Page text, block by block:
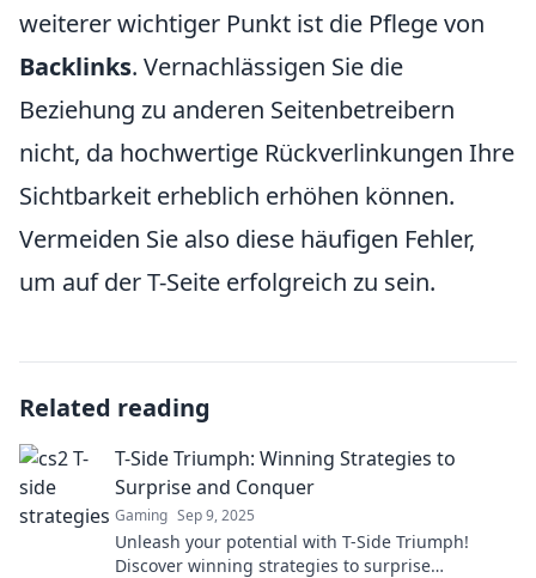
weiterer wichtiger Punkt ist die Pflege von
Backlinks. Vernachlässigen Sie die
Beziehung zu anderen Seitenbetreibern
nicht, da hochwertige Rückverlinkungen Ihre
Sichtbarkeit erheblich erhöhen können.
Vermeiden Sie also diese häufigen Fehler,
um auf der T-Seite erfolgreich zu sein.
Related reading
T-Side Triumph: Winning Strategies to
Surprise and Conquer
Gaming Sep 9, 2025
Unleash your potential with T-Side Triumph!
Discover winning strategies to surprise